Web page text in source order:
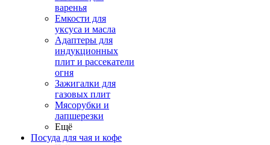
варенья
Емкости для
уксуса и масла
Адаптеры для
индукционных
плит и рассекатели
огня
Зажигалки для
газовых плит
Мясорубки и
лапшерезки
Ещё
Посуда для чая и кофе